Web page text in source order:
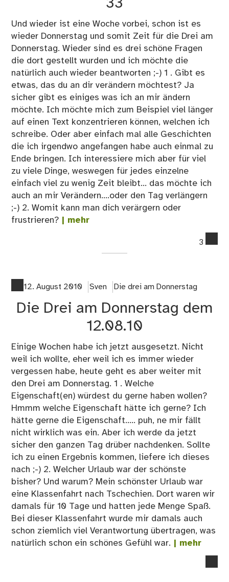
33
Und wieder ist eine Woche vorbei, schon ist es
wieder Donnerstag und somit Zeit für die Drei am
Donnerstag. Wieder sind es drei schöne Fragen
die dort gestellt wurden und ich möchte die
natürlich auch wieder beantworten ;-) 1 . Gibt es
etwas, das du an dir verändern möchtest? Ja
sicher gibt es einiges was ich an mir ändern
möchte. Ich möchte mich zum Beispiel viel länger
auf einen Text konzentrieren können, welchen ich
schreibe. Oder aber einfach mal alle Geschichten
die ich irgendwo angefangen habe auch einmal zu
Ende bringen. Ich interessiere mich aber für viel
zu viele Dinge, weswegen für jedes einzelne
einfach viel zu wenig Zeit bleibt... das möchte ich
auch an mir Verändern....oder den Tag verlängern
;-) 2. Womit kann man dich verärgern oder
frustrieren? | mehr
3
12. August 2010 Sven Die drei am Donnerstag
Die Drei am Donnerstag dem
12.08.10
Einige Wochen habe ich jetzt ausgesetzt. Nicht
weil ich wollte, eher weil ich es immer wieder
vergessen habe, heute geht es aber weiter mit
den Drei am Donnerstag. 1 . Welche
Eigenschaft(en) würdest du gerne haben wollen?
Hmmm welche Eigenschaft hätte ich gerne? Ich
hätte gerne die Eigenschaft..... puh, ne mir fällt
nicht wirklich was ein. Aber ich werde da jetzt
sicher den ganzen Tag drüber nachdenken. Sollte
ich zu einen Ergebnis kommen, liefere ich dieses
nach ;-) 2. Welcher Urlaub war der schönste
bisher? Und warum? Mein schönster Urlaub war
eine Klassenfahrt nach Tschechien. Dort waren wir
damals für 10 Tage und hatten jede Menge Spaß.
Bei dieser Klassenfahrt wurde mir damals auch
schon ziemlich viel Verantwortung übertragen, was
natürlich schon ein schönes Gefühl war. | mehr